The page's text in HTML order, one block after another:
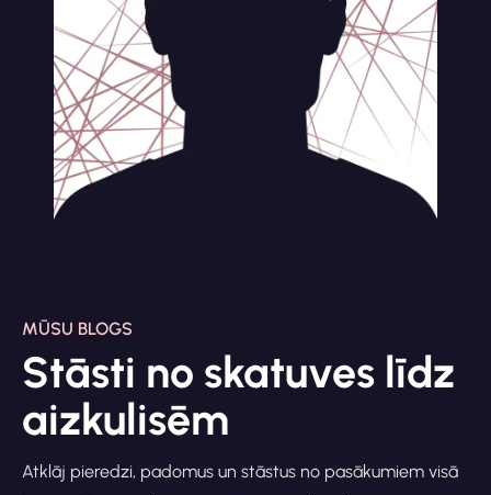
MŪSU BLOGS
Stāsti no skatuves līdz
aizkulisēm
Atklāj pieredzi, padomus un stāstus no pasākumiem visā